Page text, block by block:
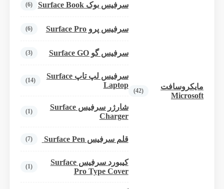
مایکروسافت
Microsoft
(42)
سرفیس بوک Surface Book (6)
سرفیس پرو Surface Pro (6)
سرفیس گو Surface GO (3)
سرفیس لپ تاپ Surface
Laptop
(14)
شارژر سرفیس Surface
Charger
(1)
قلم سرفیس Surface Pen (7)
کیبورد سرفیس Surface
Pro Type Cover
(1)